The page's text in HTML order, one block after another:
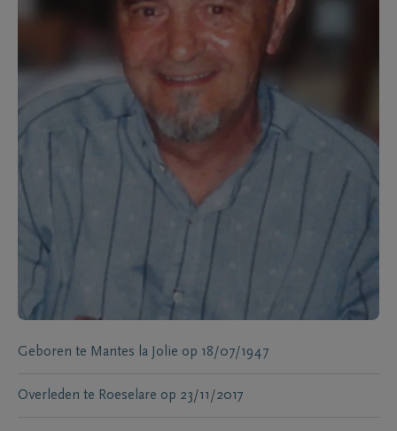
Geboren te Mantes la Jolie op 18/07/1947
Overleden te Roeselare op 23/11/2017